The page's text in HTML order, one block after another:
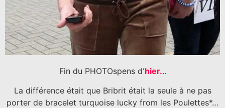
Fin du PHOTOspens d‘hier...
La différence était que Bribrit était la seule à ne pas
porter de bracelet turquoise lucky from les Poulettes*…